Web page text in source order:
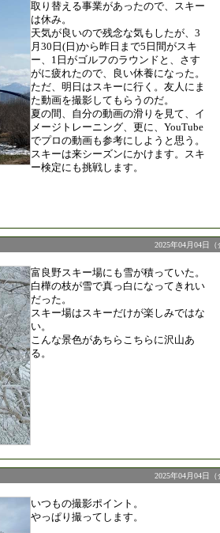
取り替える事業があったので、スキー
は休み。
天気が良いので残念な気もしたが、3
月30日(日)から昨日まで5日間がスキ
ー、1日がゴルフのラウンドと、さす
がに疲れたので、良い休養になった。
ただ、明日はスキーに行く。友人にま
た動画を撮影してもらうのだ。
夏の間、自分の動画の滑りを見て、イ
メージトレーニング、更に、YouTube
でプロの動画も参考にしようと思う。
スキーは来シーズンにかけます。スキ
ー検定にも挑戦します。
2025年04月04日（
富良野スキー場にも雪が積っていた。
白樺の枝が雪で真っ白になってきれい
だった。
スキー場はスキーだけが楽しみではな
い。
こんな景色があちらこちらに沢山あ
る。
2025年04月04日（
いつもの撮影ポイント。
やっぱり撮ってします。